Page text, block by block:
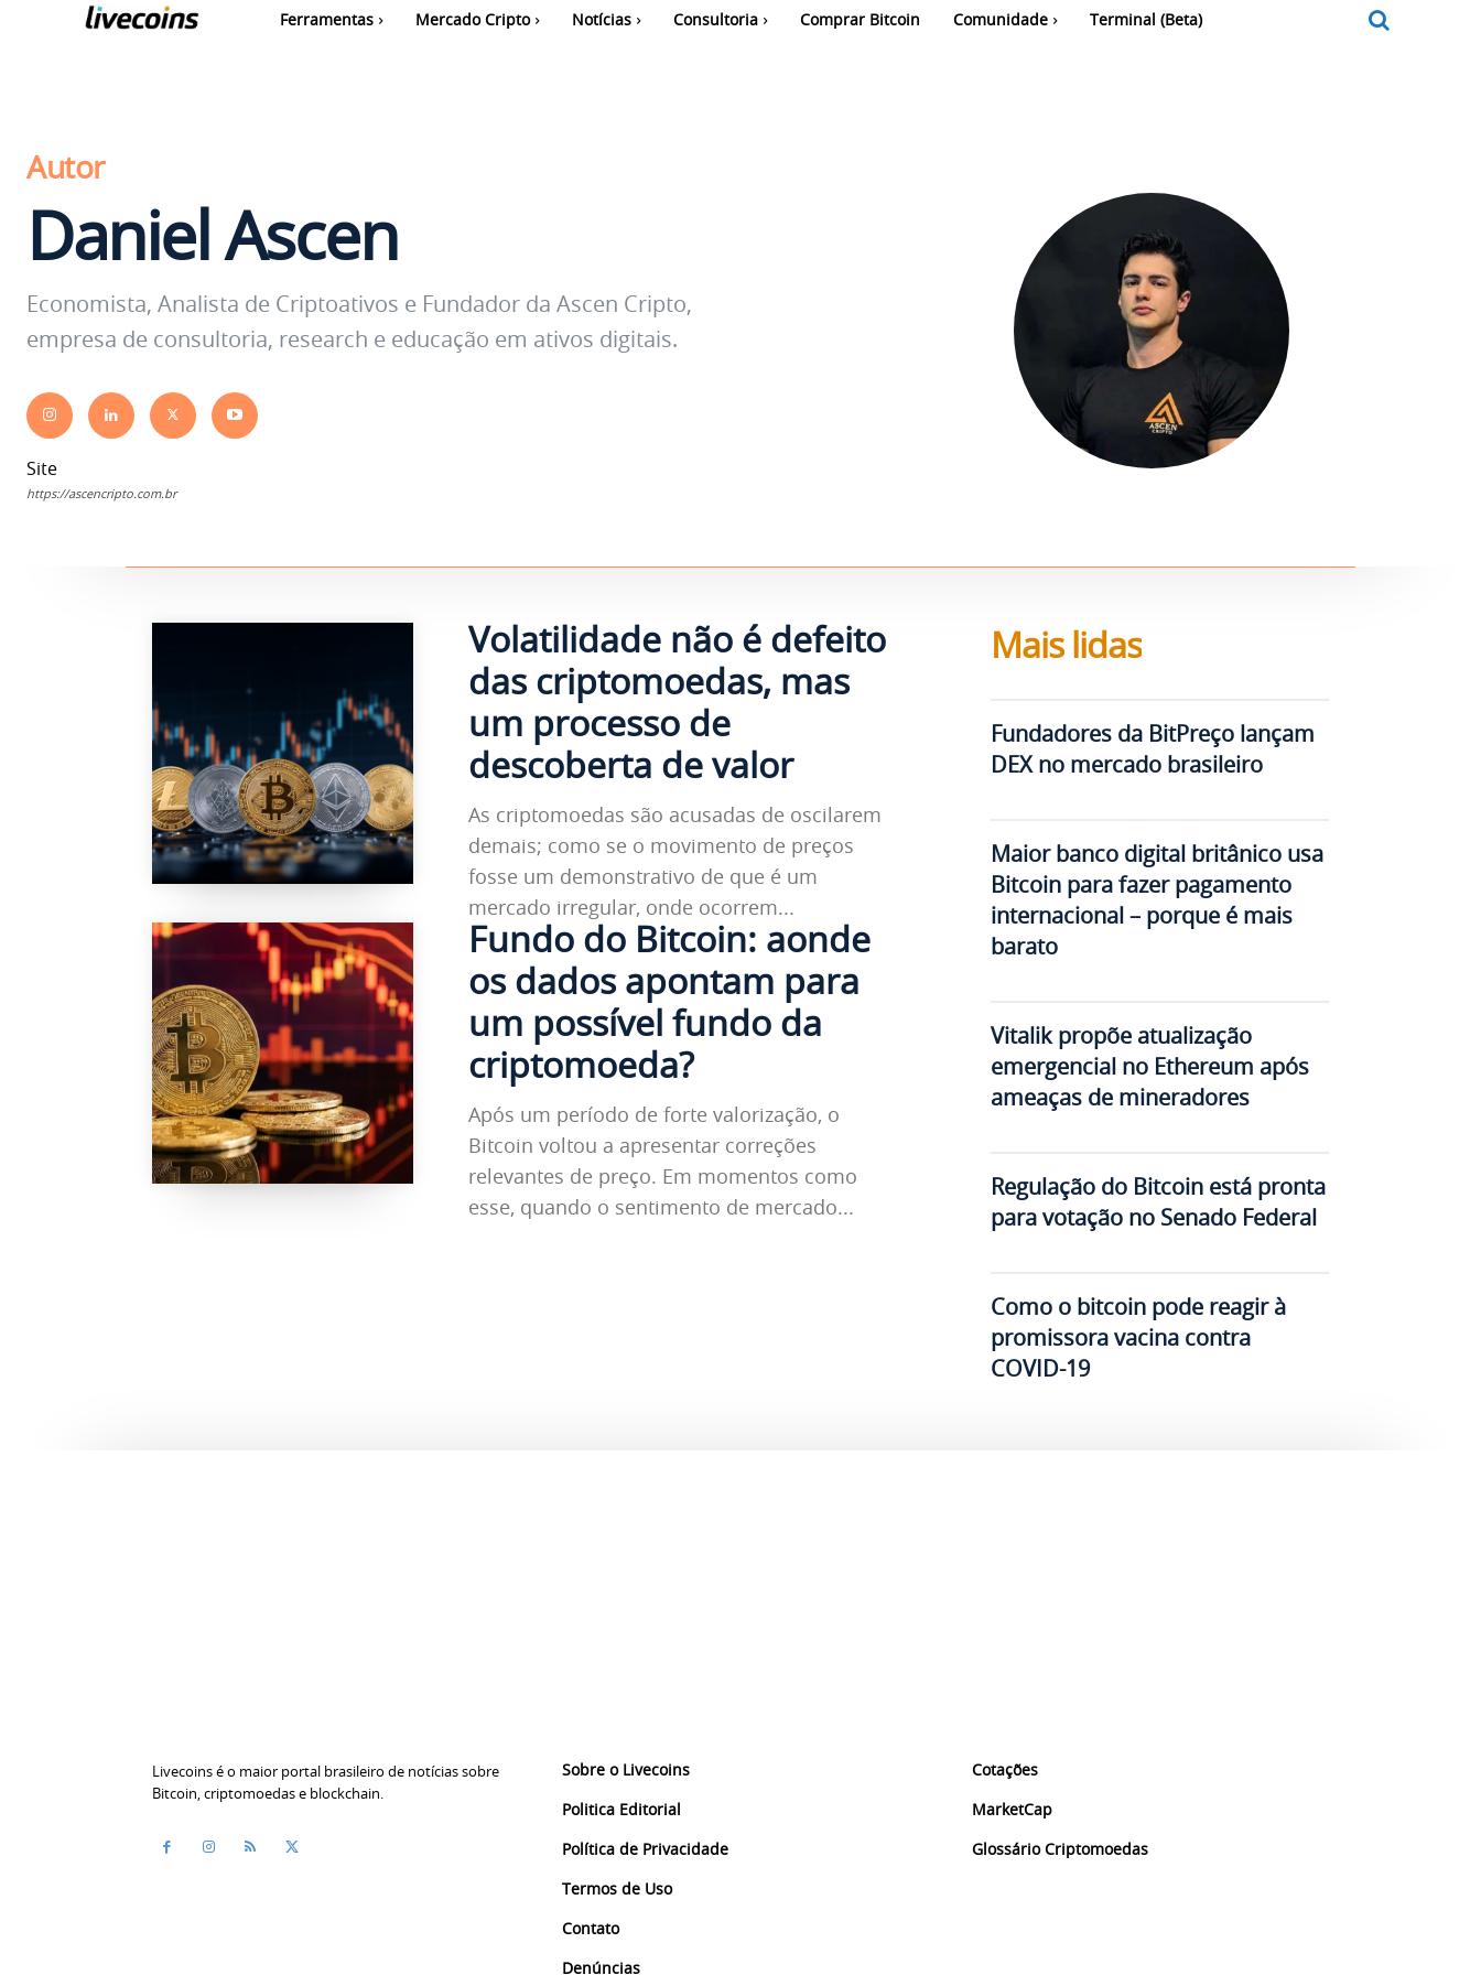
Ferramentas Mercado Cripto Notícias Consultoria Comprar Bitcoin Comunidade Terminal (Beta)
Autor
Daniel Ascen
Economista, Analista de Criptoativos e Fundador da Ascen Cripto,
empresa de consultoria, research e educação em ativos digitais.
Site
https://ascencripto.com.br
Volatilidade não é defeito
das criptomoedas, mas
um processo de
descoberta de valor
As criptomoedas são acusadas de oscilarem
demais; como se o movimento de preços
fosse um demonstrativo de que é um
mercado irregular, onde ocorrem...
Fundo do Bitcoin: aonde
os dados apontam para
um possível fundo da
criptomoeda?
Após um período de forte valorização, o
Bitcoin voltou a apresentar correções
relevantes de preço. Em momentos como
esse, quando o sentimento de mercado...
Mais lidas
Fundadores da BitPreço lançam
DEX no mercado brasileiro
Maior banco digital britânico usa
Bitcoin para fazer pagamento
internacional – porque é mais
barato
Vitalik propõe atualização
emergencial no Ethereum após
ameaças de mineradores
Regulação do Bitcoin está pronta
para votação no Senado Federal
Como o bitcoin pode reagir à
promissora vacina contra
COVID-19
Livecoins é o maior portal brasileiro de notícias sobre
Bitcoin, criptomoedas e blockchain.
Sobre o Livecoins
Politica Editorial
Política de Privacidade
Termos de Uso
Contato
Denúncias
Cotações
MarketCap
Glossário Criptomoedas